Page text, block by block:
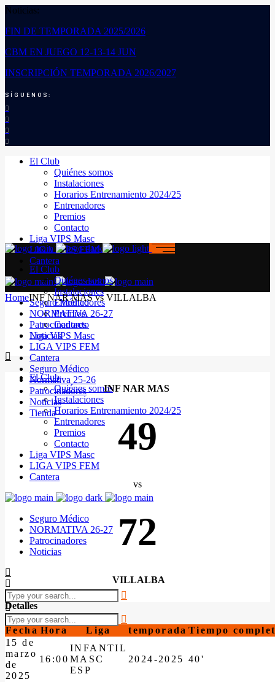
Noticias:
FIN DE TEMPORADA 2025/2026
CBM EN JUEGO 12-13-14 JUN
INSCRIPCIÓN TEMPORADA 2026/2027
SÍGUENOS:
El Club
Quiénes somos
Instalaciones
Horarios Entrenamiento 2024/25
Entrenadores
Premios
Contacto
Liga VIPS Masc
LIGA VIPS FEM
Cantera
Seguro Médico
NORMATIVA 26-27
Patrocinadores
Noticias
El Club
Quiénes somos
Instalaciones
Horarios Entrenamiento 2024/25
Entrenadores
Premios
Contacto
Liga VIPS Masc
LIGA VIPS FEM
Cantera
Seguro Médico
NORMATIVA 26-27
Patrocinadores
Noticias
El Club
Quiénes somos
Instalaciones
Entrenadores
Premios
Contacto
Liga VIPS Masc
LIGA VIPS FEM
Cantera
Seguro Médico
Normativa 25-26
Patrocinadores
Noticias
Tienda
HomeINF NAR MAS vs VILLALBA
INF NAR MAS
49
vs
72
VILLALBA
Detalles
Fecha Hora Liga temporada Tiempo
15 de
marzo
de
2025
16:00
INFANTIL
MASC
ESP
2024-2025 40'